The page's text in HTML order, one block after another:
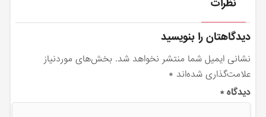
دیدگاهتان را بنویسید
نشانی ایمیل شما منتشر نخواهد شد. بخش‌های موردنیاز
علامت‌گذاری شده‌اند *
دیدگاه*